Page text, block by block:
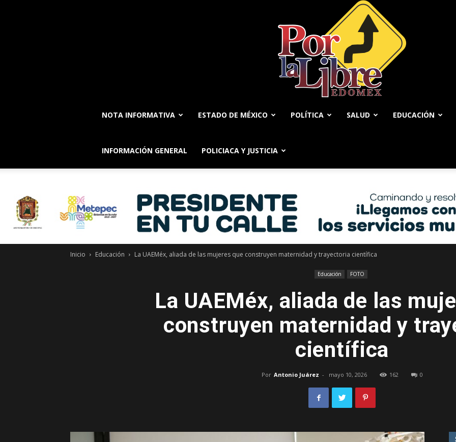
Edomex
NOTA INFORMATIVA ESTADO DE MÉXICO POLÍTICA SALUD EDUCACIÓN
INFORMACIÓN GENERAL POLICIACA Y JUSTICIA
Inicio Educación La UAEMéx, aliada de las mujeres que construyen maternidad y trayectoria científica
Educación FOTO
La UAEMéx, aliada de las
construyen maternidad y
científica
Por Antonio Juárez - mayo 10, 2026 162 0